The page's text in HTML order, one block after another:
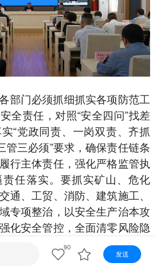
播 阿文工作室 文山新闻
目 瑶语节目
部门必须抓细抓实各项防范工
全责任，对照“安全四问”找差
“党政同责、一岗双责、齐抓
管三必须”要求，确保责任链条
行主体责任，强化严格监管执
任落实。要抓实矿山、危化
通、工贸、消防、建筑施工、
专项整治，以安全生产治本攻
化安全管控，全面清零风险隐
范处置，严格执行“1262”预警
作法，落实24小时值班值守、
90
发送